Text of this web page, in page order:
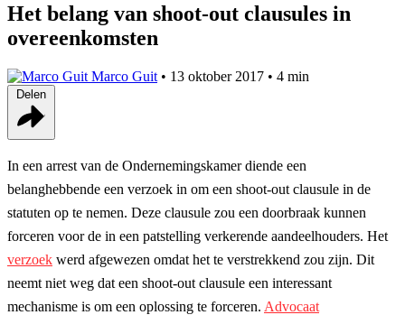
Het belang van shoot-out clausules in
overeenkomsten
Marco Guit • 13 oktober 2017 • 4 min
In een arrest van de Ondernemingskamer diende een
belanghebbende een verzoek in om een shoot-out clausule in de
statuten op te nemen. Deze clausule zou een doorbraak kunnen
forceren voor de in een patstelling verkerende aandeelhouders. Het
verzoek werd afgewezen omdat het te verstrekkend zou zijn. Dit
neemt niet weg dat een shoot-out clausule een interessant
mechanisme is om een oplossing te forceren. Advocaat